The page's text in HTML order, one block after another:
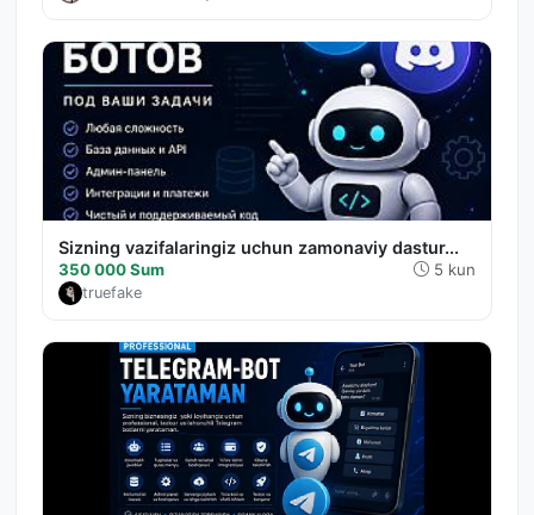
Sizning vazifalaringiz uchun zamonaviy dastur...
350 000 Sum 5 kun
truefake